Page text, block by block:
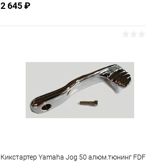
2 645 ₽
В наличии
Кикстартер Yamaha Jog 50 алюм.тюнинг FDF